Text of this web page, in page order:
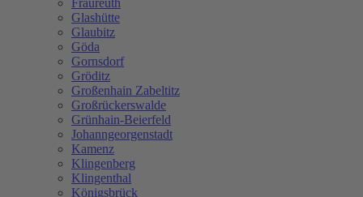
Fraureuth
Glashütte
Glaubitz
Göda
Gornsdorf
Gröditz
Großenhain Zabeltitz
Großrückerswalde
Grünhain-Beierfeld
Johanngeorgenstadt
Kamenz
Klingenberg
Klingenthal
Königsbrück